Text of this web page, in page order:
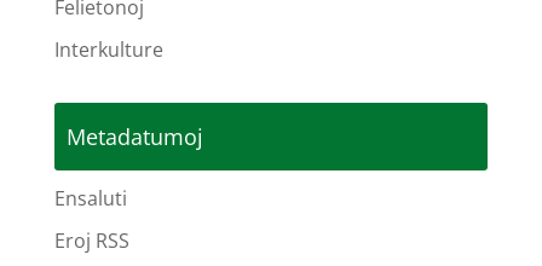
Felietonoj
Interkulture
Metadatumoj
Ensaluti
Eroj RSS